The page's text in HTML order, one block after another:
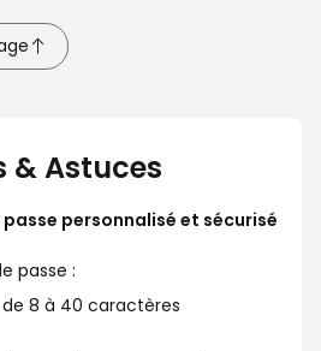
& Astuces
personnalisé et sécurisé
passe :
8 à 40 caractères